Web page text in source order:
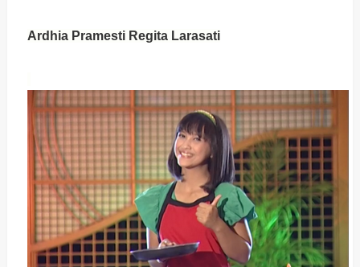
Ardhia Pramesti Regita Larasati